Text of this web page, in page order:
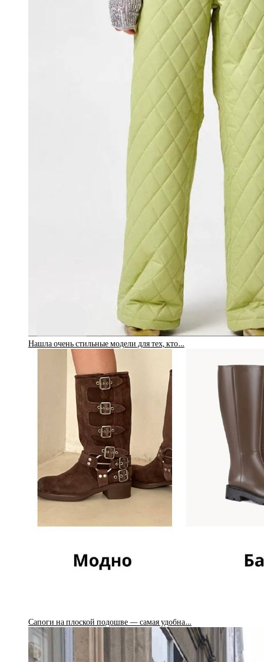
Нашла очень стильные модели для тех, кто…
Сапоги на плоской подошве — самая удобна…